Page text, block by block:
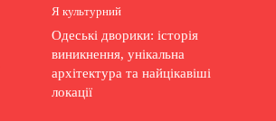
Я культурний
Одеські дворики: історія
виникнення, унікальна
архітектура та найцікавіші
локації